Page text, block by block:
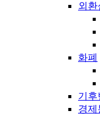
외환
화폐
기후
경제